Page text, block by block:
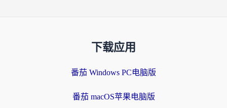
下载应用
番茄 Windows PC电脑版
番茄 macOS苹果电脑版